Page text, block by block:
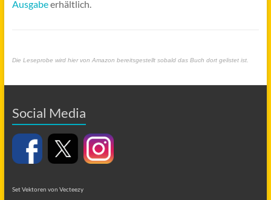
Ausgabeerhältlich.
Die Leseprobe wird hier von Amazon bereitsgestellt sobald das Buch dort gelistet ist.
Social Media
Set Vektoren von Vecteezy